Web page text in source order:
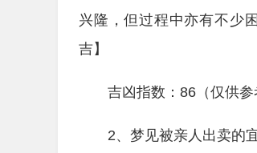
兴隆，但过程中亦有不少
吉】
吉凶指数：86（仅供参
2、梦见被亲人出卖的